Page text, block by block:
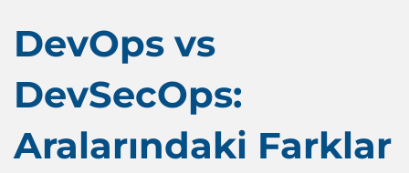
DevOps vs
DevSecOps:
Aralarındaki Farklar